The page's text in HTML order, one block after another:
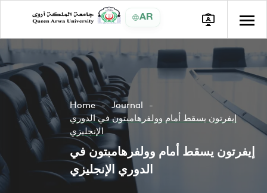
AR
Home
Journal
إيفرتون يسقط أمام وولفرهامبتون في الدوري
الإنجليزي
إيفرتون يسقط أمام وولفرهامبتون في
الدوري الإنجليزي